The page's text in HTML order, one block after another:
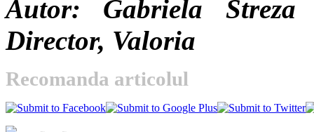
Autor: Gabriela Streza
Director, Valoria
Recomanda articolul